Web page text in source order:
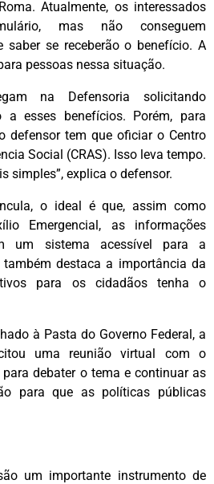
Atualmente, os interessados
mas não conseguem
saber se receberão o benefício. A
pessoas nessa situação.
na Defensoria solicitando
a esses benefícios. Porém, para
defensor tem que oficiar o Centro
Social (CRAS). Isso leva tempo.
simples”, explica o defensor.
o ideal é que, assim como
Emergencial, as informações
um sistema acessível para a
destaca a importância da
para os cidadãos tenha o
à Pasta do Governo Federal, a
uma reunião virtual com o
debater o tema e continuar as
para que as políticas públicas
um importante instrumento de